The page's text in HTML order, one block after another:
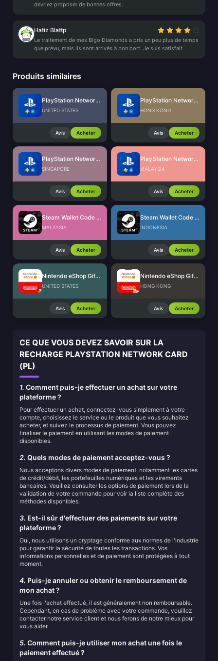
devriez proposer de bonnes offres.
Hafiz Blattp
Le traitement de mes Bigo Diamonds a pris un peu plus de temps
que prévu, mais ils sont arrivés à bon port. Je suis satisfait.
Produits similaires
PlayStation Network Card (US)
UNITED STATES
Avis Acheter
PlayStation Network Card (HK)
HONG KONG
Avis Acheter
PlayStation Network Card (SG)
SINGAPORE
Avis Acheter
PlayStation Network Card (MY)
MALAYSIA
Avis Acheter
Steam Wallet Code (MYR)
MALAYSIA
Avis Acheter
Steam Wallet Code (IDR)
INDONESIA
Avis Acheter
Nintendo eShop Gift Card (US)
UNITED STATES
Avis Acheter
Nintendo eShop Gift Card (HK)
HONG KONG
Avis Acheter
CE QUE VOUS DEVEZ SAVOIR SUR LA
RECHARGE PLAYSTATION NETWORK CARD
(PL)
1. Comment puis-je effectuer un achat sur votre
plateforme ?
Pour effectuer un achat, connectez-vous simplement à votre
compte, choisissez le service ou le produit que vous souhaitez
acheter, et suivez le processus de paiement. Vous pouvez
finaliser le paiement en utilisant les modes de paiement
disponibles.
2. Quels modes de paiement acceptez-vous ?
Nous acceptons divers modes de paiement, notamment les cartes
de crédit/débit, les portefeuilles numériques et les virements
bancaires. Veuillez consulter les options de paiement lors de la
validation de votre commande pour voir la liste complète des
méthodes disponibles.
3. Est-il sûr d'effectuer des paiements sur votre
plateforme ?
Oui, nous utilisons un cryptage conforme aux normes de l'industrie
pour garantir la sécurité de toutes les transactions. Vos
informations personnelles et de paiement sont protégées à tout
moment.
4. Puis-je annuler ou obtenir le remboursement de
mon achat ?
Une fois l'achat effectué, il est généralement non remboursable.
Cependant, en cas de problème avec votre commande, veuillez
contacter notre service client et nous ferons de notre mieux pour
vous aider.
5. Comment puis-je utiliser mon achat une fois le
paiement effectué ?